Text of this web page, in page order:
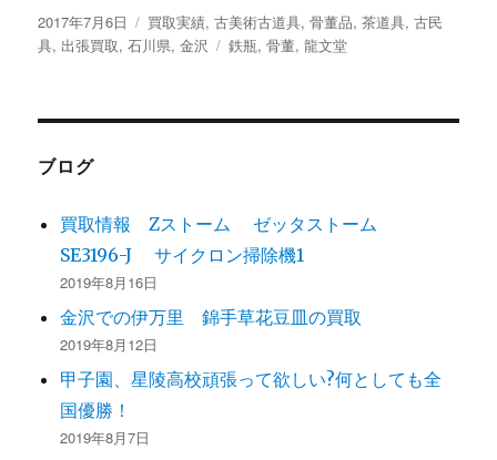
代からアンティー
クの緞通、絨毯、
カーペット、ラグ
投
稿
2017年7月6日
カ
テ
ー
買取実績,古美術古道具,骨董品,茶道具,古民
具, 出張買取,石川県,金沢
タ
鉄瓶,骨董,龍文堂
ブログ
買取情報 Zストーム ゼッタストーム
SE3196-J サイクロン掃除機1
2019年8月16日
金沢での伊万里 錦手草花豆皿の買取
2019年8月12日
甲子園、星陵高校頑張って欲しい?何としても全
国優勝！
2019年8月7日